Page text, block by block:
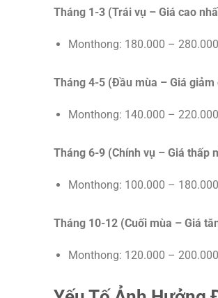
Tháng 1-3 (Trái vụ – Giá cao
Monthong: 180.000 –
Tháng 4-5 (Đầu mùa – Giá giảm
Monthong: 140.000 –
Tháng 6-9 (Chính vụ – Giá thấp
Monthong: 100.000 –
Tháng 10-12 (Cuối mùa – Giá
Monthong: 120.000 –